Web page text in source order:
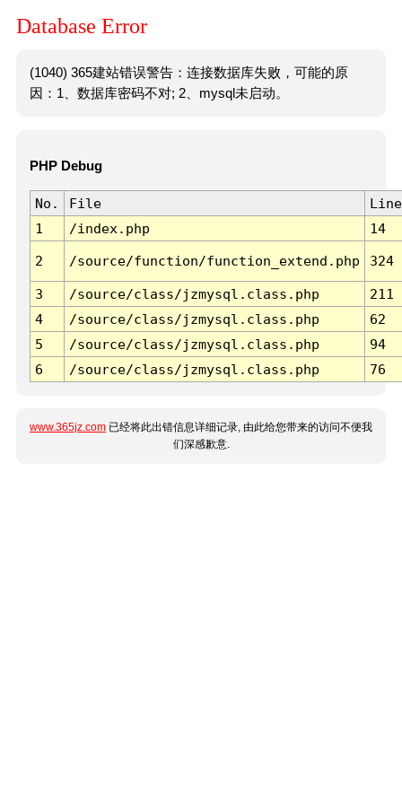
Database Error
(1040) 365建站错误警告：连接数据库失败，可能的原
因：1、数据库密码不对; 2、mysql未启动。
PHP Debug
No. File
Line
1
/index.php 14
2 /source/function/function_extend.php 324
3 /source/class/jzmysql.class.php
211
4
/source/class/jzmysql.class.php
62
5
/source/class/jzmysql.class.php
94
6
/source/class/jzmysql.class.php 76
www.365jz.com 已经将此出错信息详细记录, 由此给您带来的访问不便我
们深感歉意.